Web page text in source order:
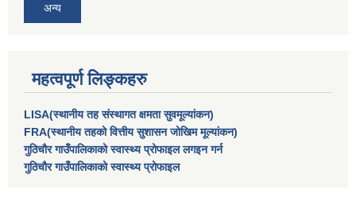
अन्य
महत्वपूर्ण लिङ्कहरु
LISA(स्थानीय तह संस्थागत क्षमता सुवमूल्यांकन)
FRA(स्थानीय तहको वित्तीय सुशासन जोखिम मूल्यांकन)
गुठिचौर गाउँपालिकाको स्वास्थ्य प्रोफाइल लगइन गर्न
गुठिचौर गाउँपालिकाको स्वास्थ्य प्रोफाइल